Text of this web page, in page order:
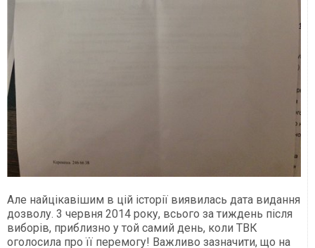
Але найцікавішим в цій історії виявилась дата видання
дозволу. 3 червня 2014 року, всього за тиждень після
виборів, приблизно у той самий день, коли ТВК
оголосила про її перемогу! Важливо зазначити, що на